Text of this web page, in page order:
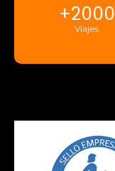
Viajes
+2000